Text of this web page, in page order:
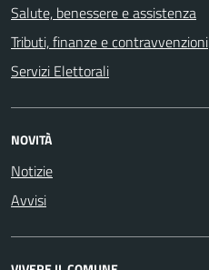
Salute, benessere e assistenza
Tributi, finanze e contravvenzioni
Servizi Elettorali
NOVITÀ
Notizie
Avvisi